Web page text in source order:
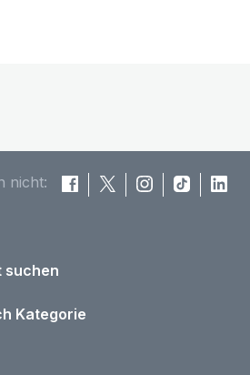
nicht:
suchen
Kategorie